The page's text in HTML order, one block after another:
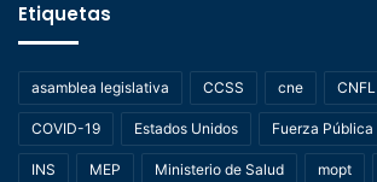
Etiquetas
asamblea legislativa CCSS cne CNFL
COVID-19 Estados Unidos Fuerza Pública
INS MEP Ministerio de Salud mopt